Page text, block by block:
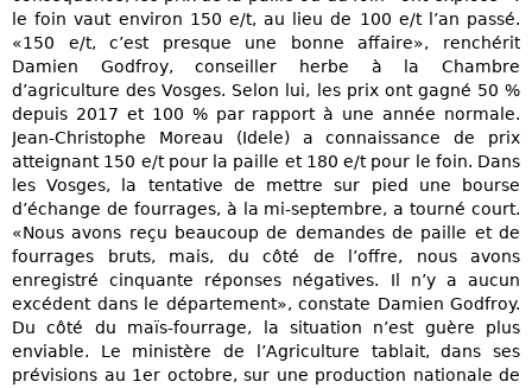
le foin vaut environ 150 e/t, au lieu de 100 e/t l’an passé.
«150 e/t, c’est presque une bonne affaire», renchérit
Damien Godfroy, conseiller herbe à la Chambre
d’agriculture des Vosges. Selon lui, les prix ont gagné 50 %
depuis 2017 et 100 % par rapport à une année normale.
Jean-Christophe Moreau (Idele) a connaissance de prix
atteignant 150 e/t pour la paille et 180 e/t pour le foin. Dans
les Vosges, la tentative de mettre sur pied une bourse
d’échange de fourrages, à la mi-septembre, a tourné court.
«Nous avons reçu beaucoup de demandes de paille et de
fourrages bruts, mais, du côté de l’offre, nous avons
enregistré cinquante réponses négatives. Il n’y a aucun
excédent dans le département», constate Damien Godfroy.
Du côté du maïs-fourrage, la situation n’est guère plus
enviable. Le ministère de l’Agriculture tablait, dans ses
prévisions au 1er octobre, sur une production nationale de